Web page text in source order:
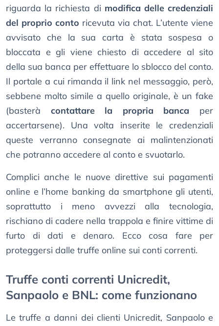
riguarda la richiesta di modifica delle credenziali
del proprio conto ricevuta via chat. L’utente viene
avvisato che la sua carta è stata sospesa o
bloccata e gli viene chiesto di accedere al sito
della sua banca per effettuare lo sblocco del conto.
Il portale a cui rimanda il link nel messaggio, però,
sebbene molto simile a quello originale, è un fake
(basterà contattare la propria banca per
accertarsene). Una volta inserite le credenziali
queste verranno consegnate ai malintenzionati
che potranno accedere al conto e svuotarlo.
Complici anche le nuove direttive sui pagamenti
online e l’home banking da smartphone gli utenti,
soprattutto i meno avvezzi alla tecnologia,
rischiano di cadere nella trappola e finire vittime di
furto di dati e denaro. Ecco cosa fare per
proteggersi dalle truffe online sui conti correnti.
Truffe conti correnti Unicredit,
Sanpaolo e BNL: come funzionano
Le truffe a danni dei clienti Unicredit, Sanpaolo e